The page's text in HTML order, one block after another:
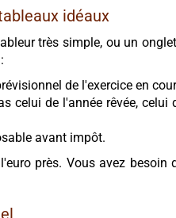
idéaux
très simple, ou un
:
de l'exercice en
celui de l'année rêvée,
avant impôt.
près. Vous avez